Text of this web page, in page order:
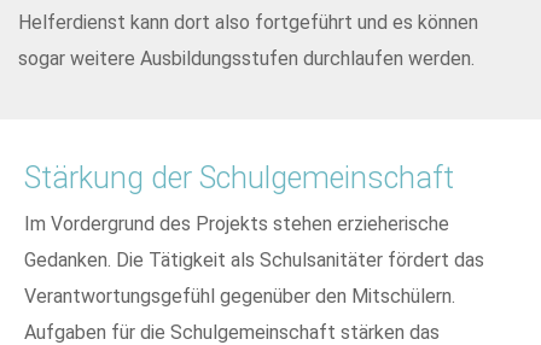
Helferdienst kann dort also fortgeführt und es können
sogar weitere Ausbildungsstufen durchlaufen werden.
Stärkung der Schulgemeinschaft
Im Vordergrund des Projekts stehen erzieherische
Gedanken. Die Tätigkeit als Schulsanitäter fördert das
Verantwortungsgefühl gegenüber den Mitschülern.
Aufgaben für die Schulgemeinschaft stärken das